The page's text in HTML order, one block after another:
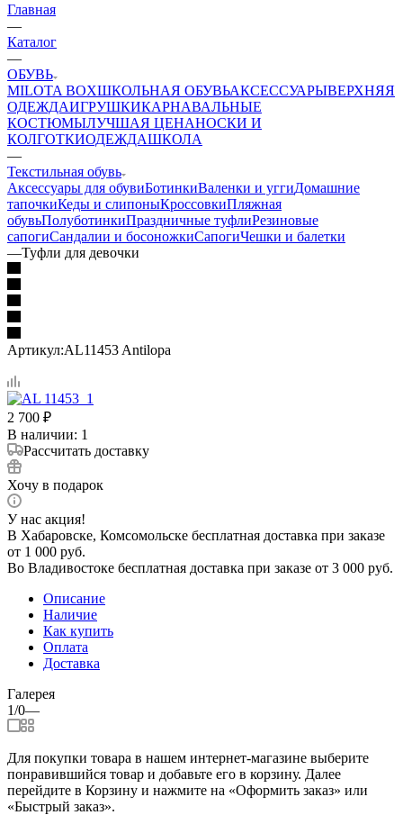
Главная
—
Каталог
—
ОБУВЬ
MILOTA BOXШКОЛЬНАЯ ОБУВЬАКСЕССУАРЫВЕРХНЯЯ
ОДЕЖДАИГРУШКИКАРНАВАЛЬНЫЕ
КОСТЮМЫЛУЧШАЯ ЦЕНАНОСКИ И
КОЛГОТКИОДЕЖДАШКОЛА
—
Текстильная обувь
Аксессуары для обувиБотинкиВаленки и уггиДомашние
тапочкиКеды и слипоныКроссовкиПляжная
обувьПолуботинкиПраздничные туфлиРезиновые
сапогиСандалии и босоножкиСапогиЧешки и балетки
—Туфли для девочки
Артикул:AL11453 Antilopa
2 700 ₽
В наличии: 1
Рассчитать доставку
Хочу в подарок
У нас акция!
В Хабаровске, Комсомольске бесплатная доставка при заказе
от 1 000 руб.
Во Владивостоке бесплатная доставка при заказе от 3 000 руб.
Описание
Наличие
Как купить
Оплата
Доставка
Галерея
1/0—
Для покупки товара в нашем интернет-магазине выберите
понравившийся товар и добавьте его в корзину. Далее
перейдите в Корзину и нажмите на «Оформить заказ» или
«Быстрый заказ».